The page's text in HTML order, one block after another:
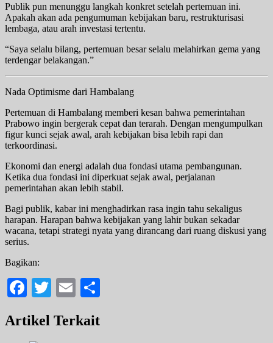
Publik pun menunggu langkah konkret setelah pertemuan ini.
Apakah akan ada pengumuman kebijakan baru, restrukturisasi
lembaga, atau arah investasi tertentu.
“Saya selalu bilang, pertemuan besar selalu melahirkan gema yang
terdengar belakangan.”
Nada Optimisme dari Hambalang
Pertemuan di Hambalang memberi kesan bahwa pemerintahan
Prabowo ingin bergerak cepat dan terarah. Dengan mengumpulkan
figur kunci sejak awal, arah kebijakan bisa lebih rapi dan
terkoordinasi.
Ekonomi dan energi adalah dua fondasi utama pembangunan.
Ketika dua fondasi ini diperkuat sejak awal, perjalanan
pemerintahan akan lebih stabil.
Bagi publik, kabar ini menghadirkan rasa ingin tahu sekaligus
harapan. Harapan bahwa kebijakan yang lahir bukan sekadar
wacana, tetapi strategi nyata yang dirancang dari ruang diskusi yang
serius.
Bagikan:
Facebook
TwitterEmail
Artikel Terkait